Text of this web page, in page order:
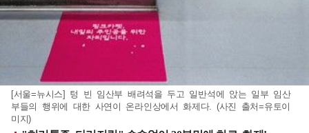
[서울=뉴시스] 텅 빈 임산부 배려석을 두고 일반석에 앉는 일부 임산
부들의 행위에 대한 사연이 온라인상에서 화제다. (사진 출처=유토이
미지)